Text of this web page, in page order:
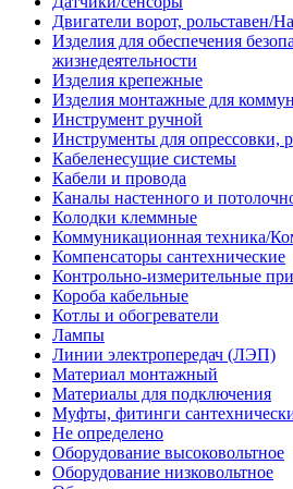
Двигатели ворот, рольставен/
Изделия для обеспечения
жизнедеятельности
Изделия крепежные
Изделия монтажные для
Инструмент ручной
Инструменты для опрессовки,
Кабеленесущие системы
Кабели и провода
Каналы настенного и
Колодки клеммные
Коммуникационная техника/
Компенсаторы сантехнические
Контрольно-измерительные
Короба кабельные
Котлы и обогреватели
Лампы
Линии электропередач (ЛЭП)
Материал монтажный
Материалы для подключения
Муфты, фитинги
Не определено
Оборудование высоковольтное
Оборудование низковольтное